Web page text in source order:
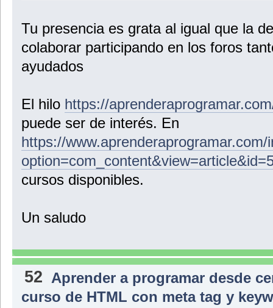
Tu presencia es grata al igual que la
colaborar participando en los foros
ayudados
El hilo https://
puede ser de interés. En
https://www.aprenderaprogramar.com/
cursos disponibles.
Un saludo
52 Aprender a programar desde
curso de HTML con meta tag y